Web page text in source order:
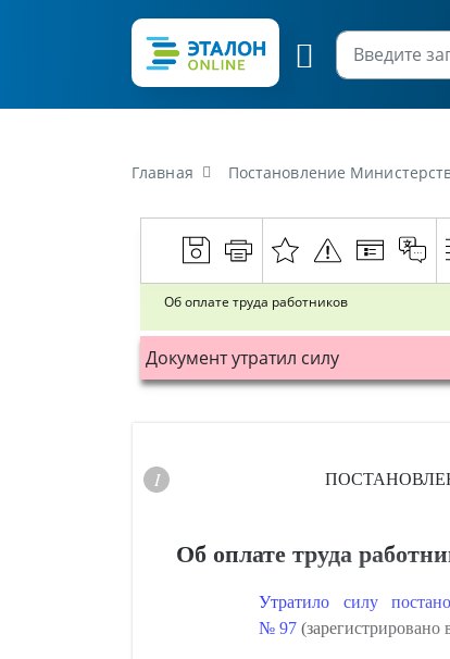
Главная Постановление
Об оплате труда работников
Документ утратил силу
Об оплате труда
Утратило силу
№ 97